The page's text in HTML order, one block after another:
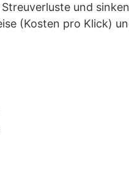
und
(Kosten pro Klick)